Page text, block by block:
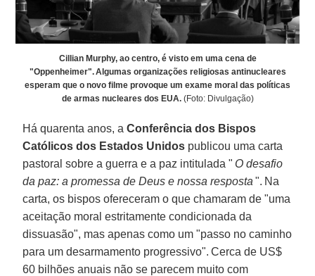
Cillian Murphy, ao centro, é visto em uma cena de
"Oppenheimer". Algumas organizações religiosas antinucleares
esperam que o novo filme provoque um exame moral das políticas
de armas nucleares dos EUA.(Foto: Divulgação)
Há quarenta anos, aConferência dos Bispos
Católicos dos Estados Unidos publicou uma carta
pastoral sobre a guerra e a paz intitulada " O desafio
da paz: a promessa de Deus e nossa resposta". Na
carta, os bispos ofereceram o que chamaram de "uma
aceitação moral estritamente condicionada da
dissuasão", mas apenas como um "passo no caminho
para um desarmamento progressivo". Cerca de US$
60 bilhões anuais não se parecem muito com